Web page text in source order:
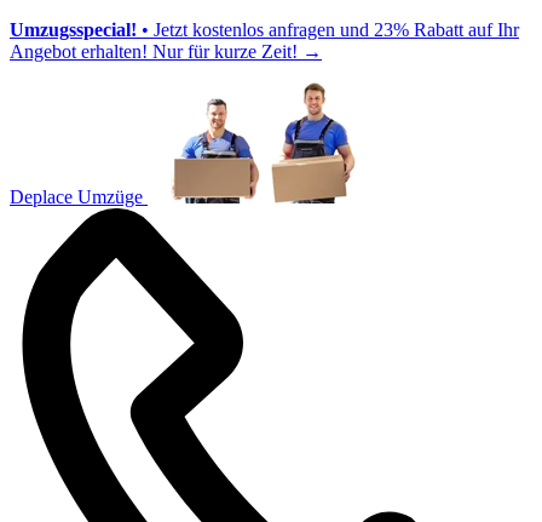
Umzugsspecial! • Jetzt kostenlos anfragen und 23% Rabatt auf Ihr
Angebot erhalten! Nur für kurze Zeit! →
Deplace Umzüge